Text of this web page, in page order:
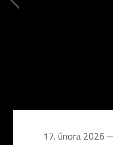
17. února